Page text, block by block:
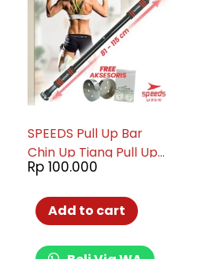
SPEEDS Pull Up Bar
Chin Up Tiang Pull Up
Alat Olahraga Pintu
Door Bar 013-10
Rp 100.000
Add to cart